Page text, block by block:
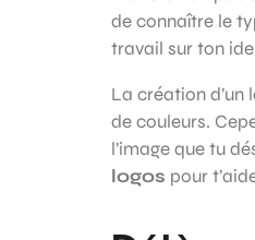
de connaître le
travail sur ton
La création
de couleurs.
l’image que tu
logos pour